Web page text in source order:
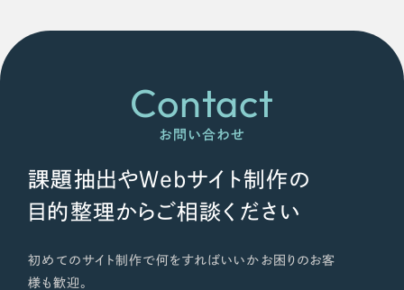
Contact
お問い合わせ
課題抽出やWebサイト制作の
目的整理からご相談ください
初めてのサイト制作で何をすればいいかお困りのお客
様も歓迎。